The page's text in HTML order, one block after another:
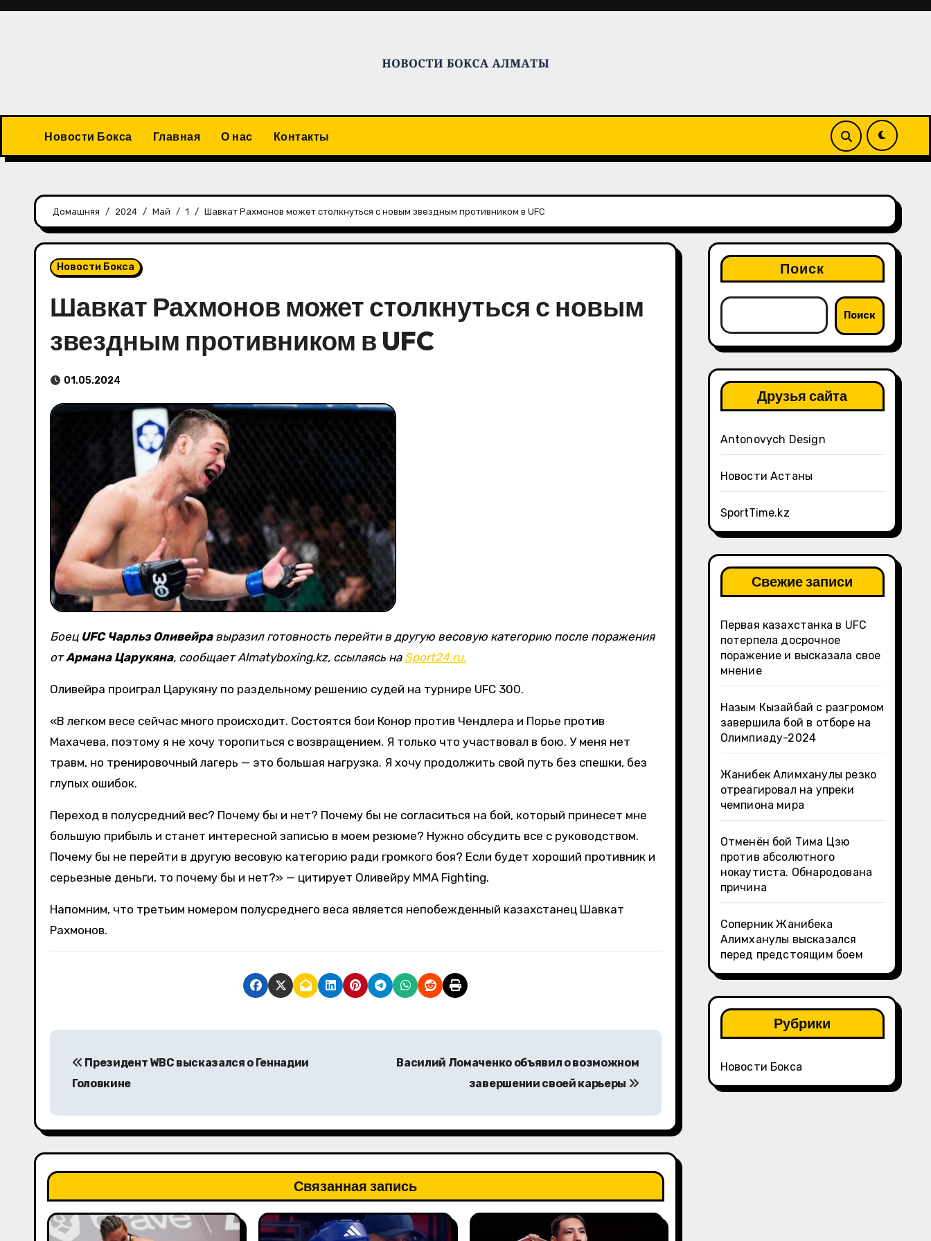
Перейти
Новости Бокса Главная О нас Контакты
Домашняя 2024 Май 1 Шавкат Рахмонов может столкнуться с новым звездным противником в UFC
Новости Бокса
Шавкат Рахмонов может столкнуться с новым
звездным противником в UFC
01.05.2024
Боец UFC Чарльз Оливейравыразил готовность перейти в другую весовую категорию после поражения
отАрмана Царукяна, сообщает Almatyboxing.kz, ссылаясь на Sport24.ru.
Оливейра проиграл Царукяну по раздельному решению судей на турнире UFC 300.
«В легком весе сейчас много происходит. Состоятся бои Конор против Чендлера и Порье против
Махачева, поэтому я не хочу торопиться с возвращением. Я только что участвовал в бою. У меня нет
травм, но тренировочный лагерь — это большая нагрузка. Я хочу продолжить свой путь без спешки, без
глупых ошибок.
Переход в полусредний вес? Почему бы и нет? Почему бы не согласиться на бой, который принесет мне
большую прибыль и станет интересной записью в моем резюме? Нужно обсудить все с руководством.
Почему бы не перейти в другую весовую категорию ради громкого боя? Если будет хороший противник и
серьезные деньги, то почему бы и нет?» — цитирует Оливейру MMA Fighting.
Напомним, что третьим номером полусреднего веса является непобежденный казахстанец Шавкат
Рахмонов.
Н
и
г
а
ц
Президент WBC высказался о Геннадии
Головкине
Василий Ломаченко объявил о возможном
завершении своей карьеры
Связанная запись
Поиск
Поиск
Друзья сайта
Antonovych Design
Новости Астаны
SportTime.kz
Свежие записи
Первая казахстанка в UFC
потерпела досрочное
поражение и высказала свое
мнение
Назым Кызайбай с разгромом
завершила бой в отборе на
Олимпиаду-2024
Жанибек Алимханулы резко
отреагировал на упреки
чемпиона мира
Отменён бой Тима Цзю
против абсолютного
нокаутиста. Обнародована
причина
Соперник Жанибека
Алимханулы высказался
перед предстоящим боем
Рубрики
Новости Бокса